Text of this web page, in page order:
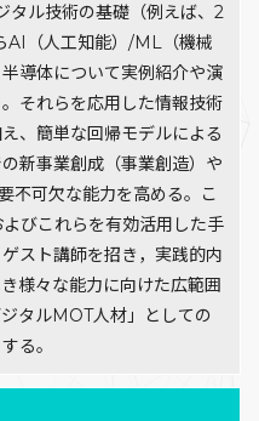
タル技術の基礎（例えば、2
AI（人工知能）/ML（機械
導体について実例紹介や演
それらを応用した情報技術
、簡単な回帰モデルによる
新事業創成（事業創造）や
不可欠な能力を高める。こ
びこれらを有効活用した手
スト講師を招き，実践的内
様々な能力に向けた広範囲
タルMOT人材」としての
る。